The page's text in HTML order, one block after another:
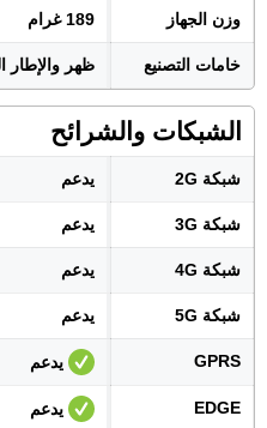
وزن الجهاز 189 غرام
خامات التصنيع ظهر والإطار
الشبكات والشرائح
شبكة 2G يدعم
شبكة 3G يدعم
شبكة 4G يدعم
شبكة 5G يدعم
GPRS يدعم
EDGE يدعم